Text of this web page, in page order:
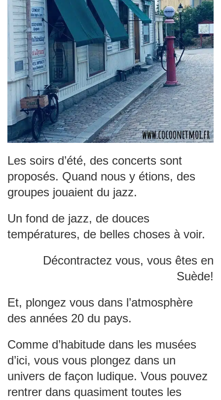
Les soirs d’été, des concerts sont
proposés. Quand nous y étions, des
groupes jouaient du jazz.
Un fond de jazz, de douces
températures, de belles choses à voir.
Décontractez vous, vous êtes en
Suède!
Et, plongez vous dans l’atmosphère
des années 20 du pays.
Comme d’habitude dans les musées
d’ici, vous vous plongez dans un
univers de façon ludique. Vous pouvez
rentrer dans quasiment toutes les